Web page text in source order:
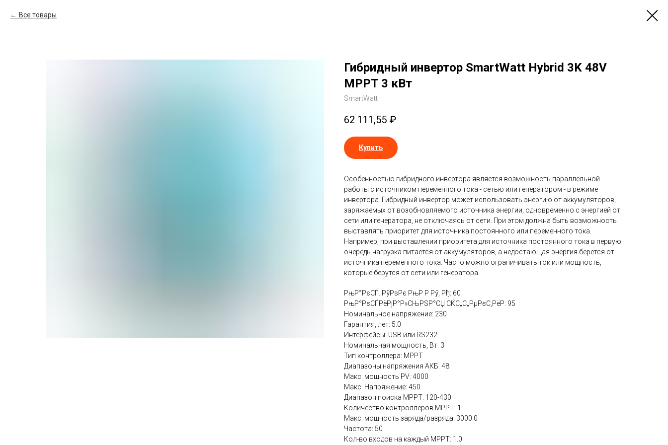
Все товары
Гибридный инвертор SmartWatt Hybrid 3K 48V
MPPT 3 кВт
SmartWatt
62 111,55 ₽
Купить
Особенностью гибридного инвертора является возможность параллельной
работы с источником переменного тока - сетью или генератором - в режиме
инвертора. Гибридный инвертор может использовать энергию от аккумуляторов,
заряжаемых от возобновляемого источника энергии, одновременно с энергией от
сети или генератора, не отключаясь от сети. При этом должна быть возможность
выставлять приоритет для источника постоянного или переменного тока.
Например, при выставлении приоритета для источника постоянного тока в первую
очередь нагрузка питается от аккумуляторов, а недостающая энергия берется от
источника переменного тока. Часто можно ограничивать ток или мощность,
которые берутся от сети или генератора.
РњР°РєСЃ. РўРѕРє РњР Р Рў, Рђ: 60
РњР°РєСЃРёРјР°Р»СЊРЅР°СЏ СЌС„С„РµРєС‚РёР: 95
Номинальное напряжение: 230
Гарантия, лет: 5.0
Интерфейсы: USB или RS232
Номинальная мощность‚ Вт: 3
Тип контроллера: MPPT
Диапазоны напряжения АКБ: 48
Макс. мощность PV: 4000
Макс. Напряжение: 450
Диапазон поиска MPPT: 120-430
Количество контроллеров MPPT: 1
Макс. мощность заряда/разряда: 3000.0
Частота: 50
Кол-во входов на каждый MPPT: 1.0